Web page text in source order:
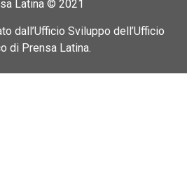
Latina © 2021
dall’Ufficio Sviluppo dell’Ufficio
di Prensa Latina.